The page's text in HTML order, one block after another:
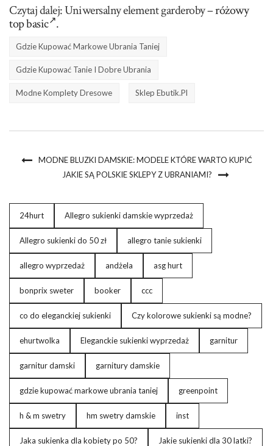
Czytaj dalej: Uniwersalny element garderoby –różowy
top basic .
Gdzie Kupować Markowe Ubrania Taniej
Gdzie Kupować Tanie I Dobre Ubrania
Modne Komplety Dresowe Sklep Ebutik.pl
MODNE BLUZKI DAMSKIE: MODELE KTÓRE WARTO KUPIĆ
JAKIE SĄ POLSKIE SKLEPY Z UBRANIAMI?
24hurt Allegro sukienki damskie wyprzedaż
Allegro sukienki do 50 zł allegro tanie sukienki
allegro wyprzedaż andżela asg hurt
bonprix sweter booker ccc
co do eleganckiej sukienki Czy kolorowe sukienki są modne?
ehurtwolka Eleganckie sukienki wyprzedaż garnitur
garnitur damski garnitury damskie
gdzie kupować markowe ubrania taniej greenpoint
h & m swetry hm swetry damskie inst
Jaka sukienka dla kobiety po 50? Jakie sukienki dla 30 latki?